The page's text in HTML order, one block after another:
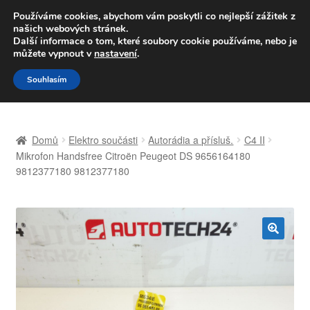
DOPRAVA od 139,-Kč
Volejte po-pá 9-16 704 494 494
Přeskočit
na
navigaci
Přejít
k
obsahu
Celosvětová doprava
Kontakt
Košík
Domů Elektro součásti Autorádia a přísluš.
C4 II
Mikrofon Handsfree Citroën Peugeot DS 9656164180
9812377180 9812377180
Používáme cookies, abychom vám poskytli co nejlepší zážitek z
našich webových stránek.
Další informace o tom, které soubory cookie používáme, nebo je
můžete vypnout v nastavení.
Souhlasím